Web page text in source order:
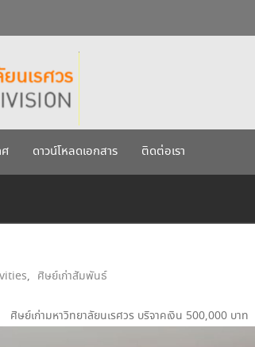
ดาวน์โหลดเอกสาร ติดต่อเรา
, ศิษย์เก่าสัมพันธ์
ศิษย์เก่ามหาวิทยาลัยนเรศวร บริจาคเงิน 500,000 บาท